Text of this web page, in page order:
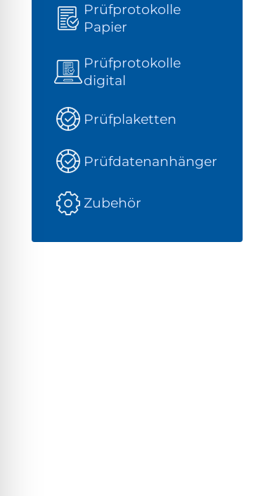
Prüfprotokolle
Papier
Prüfprotokolle
digital
Prüfplaketten
Prüfdatenanhänger
Zubehör